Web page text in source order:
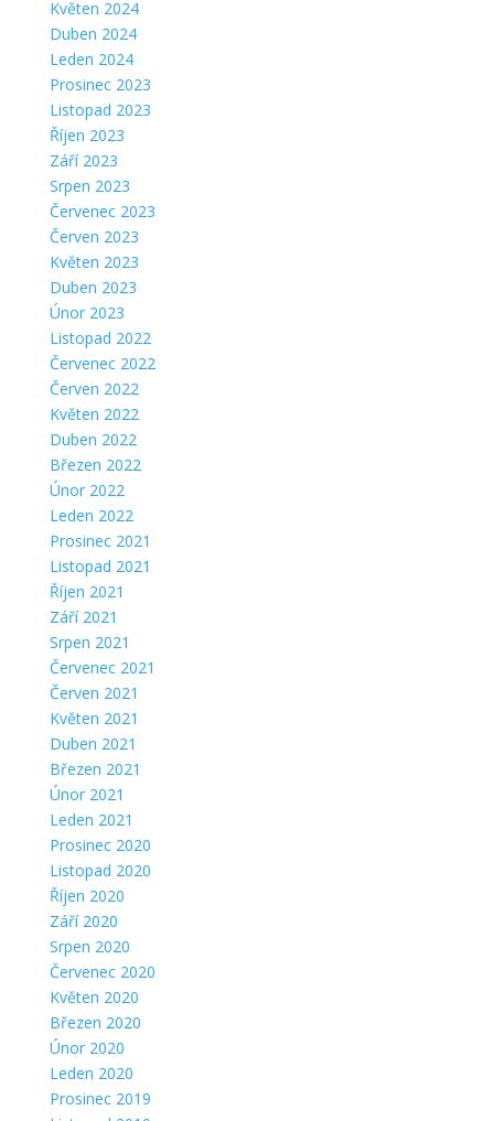
Květen 2024
Duben 2024
Leden 2024
Prosinec 2023
Listopad 2023
Říjen 2023
Září 2023
Srpen 2023
Červenec 2023
Červen 2023
Květen 2023
Duben 2023
Únor 2023
Listopad 2022
Červenec 2022
Červen 2022
Květen 2022
Duben 2022
Březen 2022
Únor 2022
Leden 2022
Prosinec 2021
Listopad 2021
Říjen 2021
Září 2021
Srpen 2021
Červenec 2021
Červen 2021
Květen 2021
Duben 2021
Březen 2021
Únor 2021
Leden 2021
Prosinec 2020
Listopad 2020
Říjen 2020
Září 2020
Srpen 2020
Červenec 2020
Květen 2020
Březen 2020
Únor 2020
Leden 2020
Prosinec 2019